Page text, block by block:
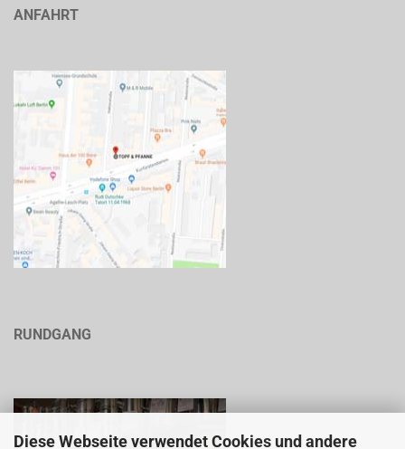
Diese Webseite verwendet Cookies und andere
ANFAHRT
RUNDGANG